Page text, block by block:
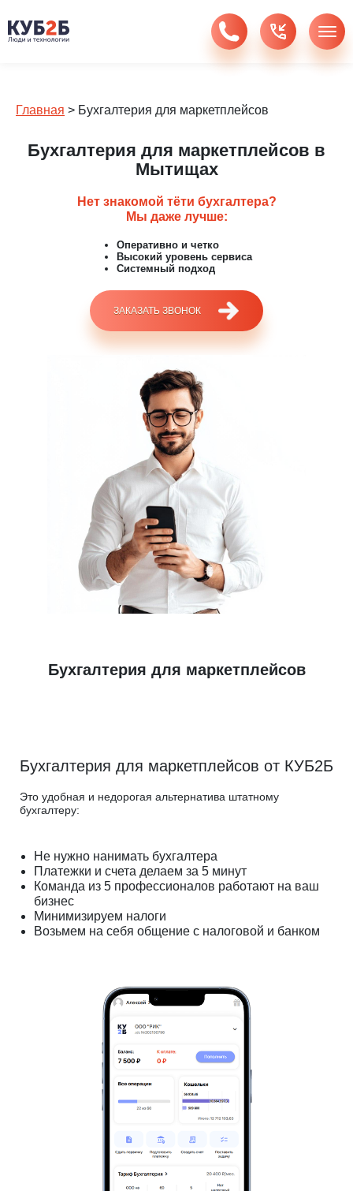
Главная > Бухгалтерия для маркетплейсов
Бухгалтерия для маркетплейсов в
Мытищах
Нет знакомой тёти бухгалтера?
Мы даже лучше:
Оперативно и четко
Высокий уровень сервиса
Системный подход
ЗАКАЗАТЬ ЗВОНОК
Бухгалтерия для маркетплейсов
Бухгалтерия для маркетплейсов от КУБ2Б
Это удобная и недорогая альтернатива штатному
бухгалтеру:
Не нужно нанимать бухгалтера
Платежки и счета делаем за 5 минут
Команда из 5 профессионалов работают на ваш
бизнес
Минимизируем налоги
Возьмем на себя общение с налоговой и банком